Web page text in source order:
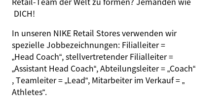
DICH!
In unseren NIKE Retail Stores verwenden wir
spezielle Jobbezeichnungen: Filialleiter =
„Head Coach“, stellvertretender Filialleiter =
„Assistant Head Coach“, Abteilungsleiter =„Coach“
, Teamleiter =„Lead“, Mitarbeiter im Verkauf =„
Athletes“.